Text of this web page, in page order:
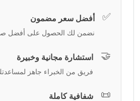
✅ أفضل سعر مضمون
نضمن لك الحصول على أفضل
🤝 استشارة مجانية وخبيرة
فريق من الخبراء جاهز
📜 شفافية كاملة